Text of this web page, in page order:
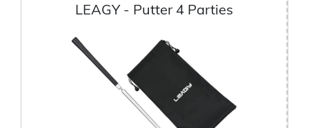
LEAGY - Putter 4 Parties